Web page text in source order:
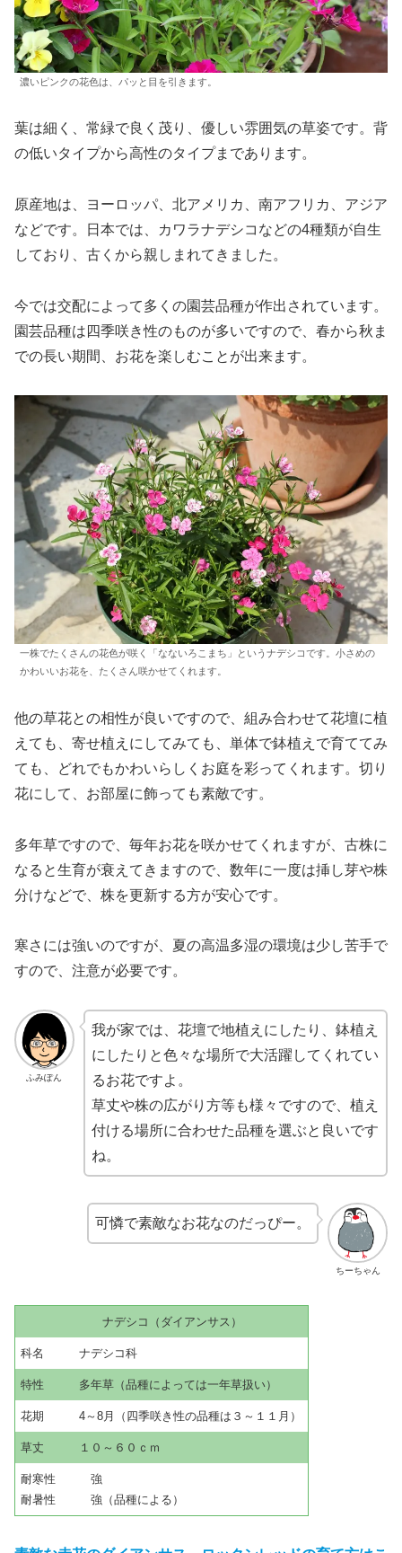
濃いピンクの花色は、パッと目を引きます。
葉は細く、常緑で良く茂り、優しい雰囲気の草姿です。背
の低いタイプから高性のタイプまであります。
原産地は、ヨーロッパ、北アメリカ、南アフリカ、アジア
などです。日本では、カワラナデシコなどの4種類が自生
しており、古くから親しまれてきました。
今では交配によって多くの園芸品種が作出されています。
園芸品種は四季咲き性のものが多いですので、春から秋ま
での長い期間、お花を楽しむことが出来ます。
一株でたくさんの花色が咲く「なないろこまち」というナデシコです。小さめの
かわいいお花を、たくさん咲かせてくれます。
他の草花との相性が良いですので、組み合わせて花壇に植
えても、寄せ植えにしてみても、単体で鉢植えで育ててみ
ても、どれでもかわいらしくお庭を彩ってくれます。切り
花にして、お部屋に飾っても素敵です。
多年草ですので、毎年お花を咲かせてくれますが、古株に
なると生育が衰えてきますので、数年に一度は挿し芽や株
分けなどで、株を更新する方が安心です。
寒さには強いのですが、夏の高温多湿の環境は少し苦手で
すので、注意が必要です。
ふみぽん
我が家では、花壇で地植えにしたり、鉢植え
にしたりと色々な場所で大活躍してくれてい
るお花ですよ。
草丈や株の広がり方等も様々ですので、植え
付ける場所に合わせた品種を選ぶと良いです
ね。
ちーちゃん
可憐で素敵なお花なのだっぴー。
ナデシコ（ダイアンサス）
科名 ナデシコ科
特性 多年草（品種によっては一年草扱い）
花期 4～8月（四季咲き性の品種は３～１１月）
草丈 １０～６０ｃｍ
耐寒性 強
耐暑性 強（品種による）